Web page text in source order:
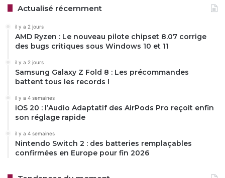
Actualisé récemment
il y a 2 jours
AMD Ryzen : Le nouveau pilote chipset 8.07 corrige
des bugs critiques sous Windows 10 et 11
il y a 2 jours
Samsung Galaxy Z Fold 8 : Les précommandes
battent tous les records !
il y a 4 semaines
iOS 20 : l’Audio Adaptatif des AirPods Pro reçoit enfin
son réglage rapide
il y a 4 semaines
Nintendo Switch 2 : des batteries remplaçables
confirmées en Europe pour fin 2026